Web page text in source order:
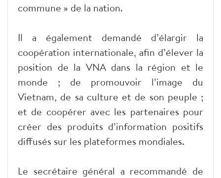
commune » de la nation.
Il a également demandé d’élargir la
coopération internationale, afin d’élever la
position de la VNA dans la région et le
monde ; de promouvoir l’image du
Vietnam, de sa culture et de son peuple ;
et de coopérer avec les partenaires pour
créer des produits d’information positifs
diffusés sur les plateformes mondiales.
Le secrétaire général a recommandé de